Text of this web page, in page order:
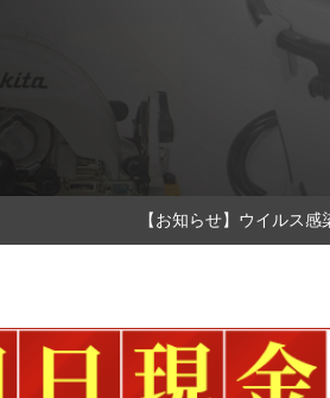
【お知らせ】ウイルス